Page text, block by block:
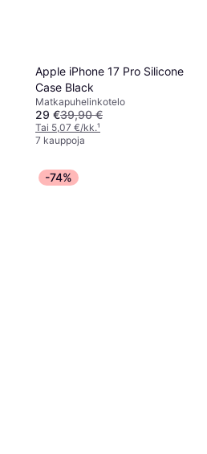
Apple iPhone 17 Pro Silicone
Case Black
Matkapuhelinkotelo
29 €39,90 €
Tai 5,07 €/kk.¹
7 kauppoja
-74%